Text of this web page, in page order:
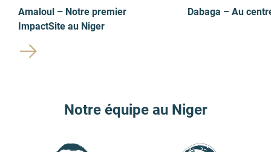
Amaloul – Notre premier
ImpactSite au Niger
Dabaga – Au
Notre équipe au Niger